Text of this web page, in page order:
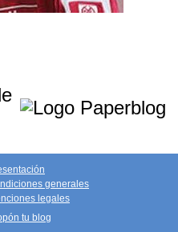
generales
legales
tu blog